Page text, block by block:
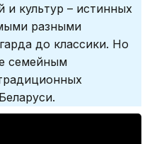
и культур – истинных
разными
до классики. Но
семейным